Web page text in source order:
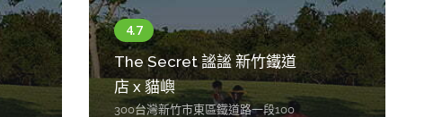
The Secret 謐謐 新竹鐵道
店 x 貓嶼
300台灣新竹市東區鐵道路一段100